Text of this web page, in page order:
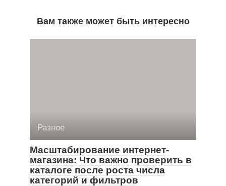
Вам также может быть интересно
Разное
Масштабирование интернет-
магазина: Что важно проверить в
каталоге после роста числа
категорий и фильтров